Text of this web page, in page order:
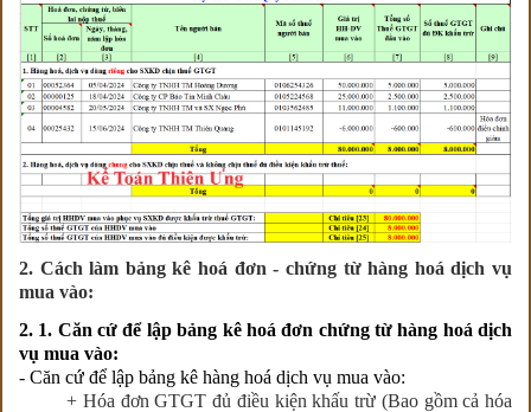
2. Cách làm bảng kê hoá đơn - chứng từ hàng hoá dịch vụ
mua vào:
2. 1. Căn cứ để lập bảng kê hoá đơn chứng từ hàng hoá dịch
vụ mua vào:
- Căn cứ để lập bảng kê hàng hoá dịch vụ mua vào:
+ Hóa đơn GTGT đủ điều kiện khấu trừ (Bao gồm cả hóa